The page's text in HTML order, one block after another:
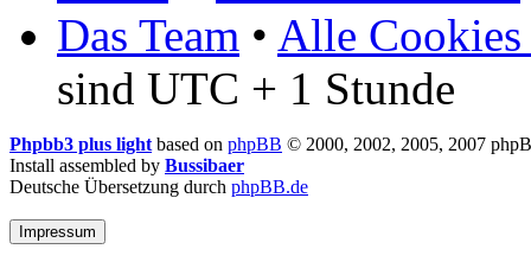
Das Team • Alle Cookies
sind UTC + 1 Stunde
Phpbb3 plus light based on phpBB © 2000, 2002, 2005, 2007
Install assembled by Bussibaer
Deutsche Übersetzung durch phpBB.de